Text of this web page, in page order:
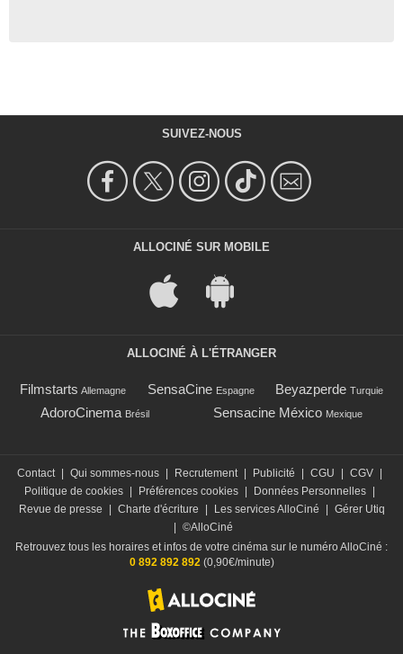
SUIVEZ-NOUS
ALLOCINÉ SUR MOBILE
ALLOCINÉ À L'ÉTRANGER
Filmstarts Allemagne SensaCine Espagne Beyazperde Turquie
AdoroCinema Brésil Sensacine México Mexique
Contact Qui sommes-nous Recrutement Publicité CGU CGV
Politique de cookies
Préférences cookies Données Personnelles
Revue de presse
Charte d'écriture Les services AlloCiné
Gérer Utiq
©AlloCiné
Retrouvez tous les horaires et infos de votre cinéma sur le numéro AlloCiné :
0 892 892 892(0,90€/minute)